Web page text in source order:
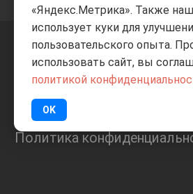
+7 8332205-805
ИП Баранов А.С. 2026
Политика
«Яндекс.Метрика». Также
использует куки для
пользовательского опыта.
использовать сайт, вы
политикой
OK